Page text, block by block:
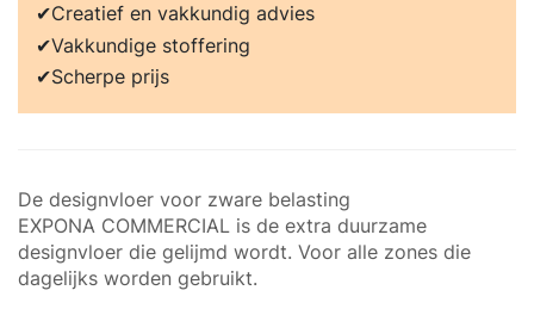
Creatief en vakkundig advies
Vakkundige stoffering
Scherpe prijs
De designvloer voor zware belasting
EXPONA COMMERCIAL is de extra duurzame
designvloer die gelijmd wordt. Voor alle zones die
dagelijks worden gebruikt.